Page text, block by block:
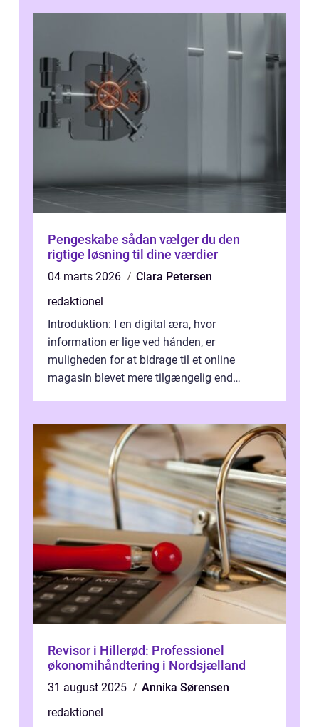
Pengeskabe sådan vælger du den
rigtige løsning til dine værdier
04 marts 2026
Clara Petersen
redaktionel
Introduktion: I en digital æra, hvor
information er lige ved hånden, er
muligheden for at bidrage til et online
magasin blevet mere tilgængelig end
Revisor i Hillerød: Professionel
økonomihåndtering i Nordsjælland
31 august 2025
Annika Sørensen
redaktionel